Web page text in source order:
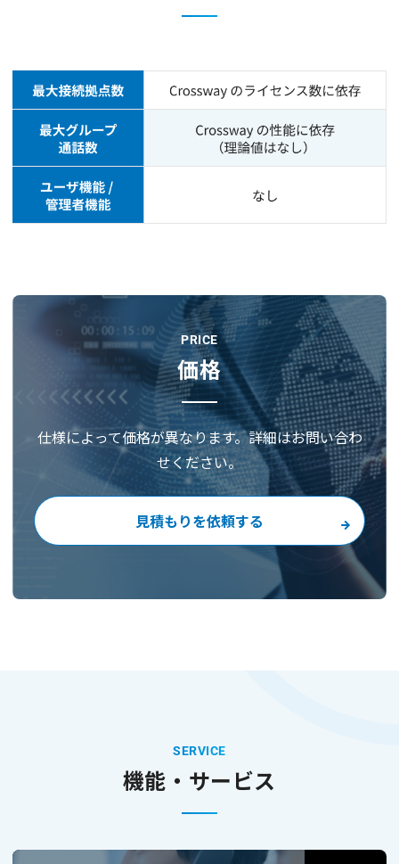
PRICE
価格
仕様によって価格が異なります。詳細はお問い合わ
せください。
見積もりを依頼する
SERVICE
機能・サービス